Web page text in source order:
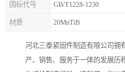
国标代号 GB/T1228-1230
材质 20MnTiB
河北三泰紧固件制造有限公司拥
产、销售、服务于一体的发展历